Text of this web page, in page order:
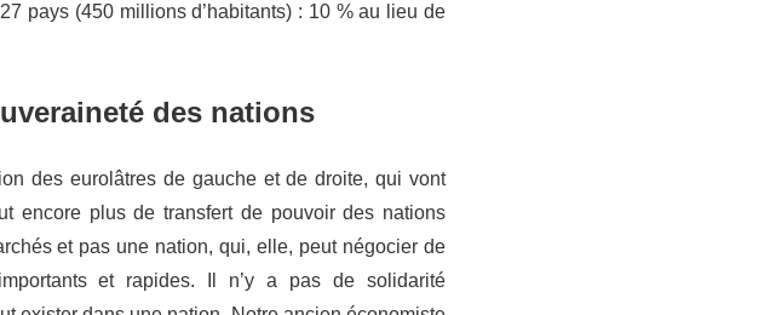
pays (450 millions d’habitants) : 10 % au lieu de
des nations
des eurolâtres de gauche et de droite, qui vont
encore plus de transfert de pouvoir des nations
et pas une nation, qui, elle, peut négocier de
et rapides. Il n’y a pas de solidarité